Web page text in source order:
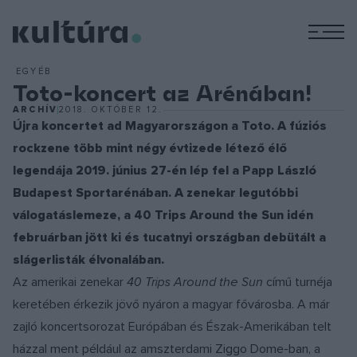
EGYÉB
Toto-koncert az Arénában!
ARCHÍV2018. OKTÓBER 12.
Újra koncertet ad Magyarországon a Toto. A fúziós
rockzene több mint négy évtizede létező élő
legendája 2019. június 27-én lép fel a Papp László
Budapest Sportarénában. A zenekar legutóbbi
válogatáslemeze, a 40 Trips Around the Sun idén
februárban jött ki és tucatnyi országban debütált a
slágerlisták élvonalában.
Az amerikai zenekar 40 Trips Around the Sun című turnéja
keretében érkezik jövő nyáron a magyar fővárosba. A már
zajló koncertsorozat Európában és Észak-Amerikában telt
házzal ment például az amszterdami Ziggo Dome-ban, a